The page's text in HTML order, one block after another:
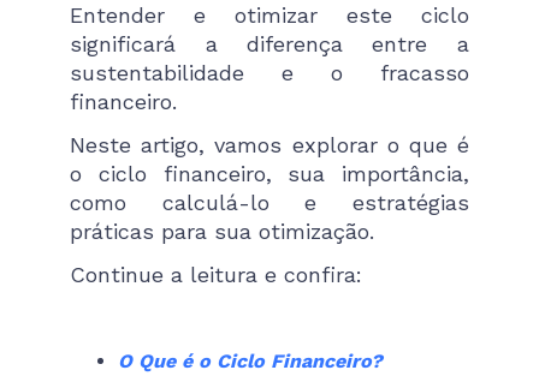
Entender e otimizar este ciclo
significará a diferença entre a
sustentabilidade e o fracasso
financeiro.
Neste artigo, vamos explorar o que é
o ciclo financeiro, sua importância,
como calculá-lo e estratégias
práticas para sua otimização.
Continue a leitura e confira:
O Que é o Ciclo Financeiro?